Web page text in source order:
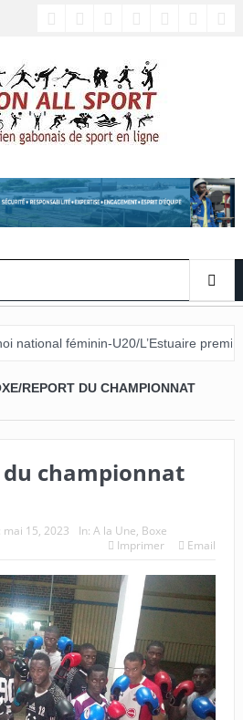
U20/L’Estuaire première équipe
REPORT DU CHAMPIONNAT
championnat
mai 15, 2023 In: A la Une, Boxe
Imprimer Email